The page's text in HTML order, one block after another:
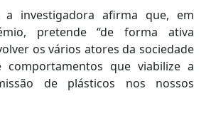
a investigadora afirma que, em
pretende “de forma ativa
os vários atores da sociedade
comportamentos que viabilize a
de plásticos nos nossos